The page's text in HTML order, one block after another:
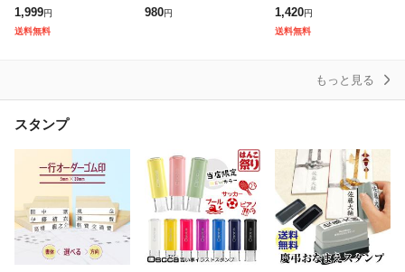
ンプ)【薄墨+墨 お得な
2点セット】【サイズ:6
0mm×15mm】ラクラク
1,999円
送料無料
印鑑 スタンプ 会社印
980円
社印 社判 回転式住所印
58×22mm (HK090) 住
所印鑑
1,420円
送料無料
もっと見る
スタンプ